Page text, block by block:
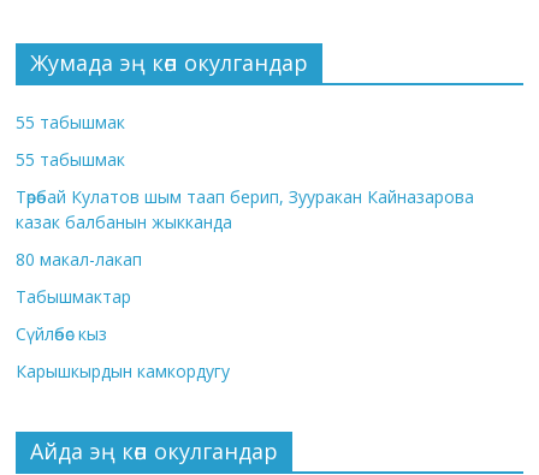
Жумада эң көп окулгандар
55 табышмак
55 табышмак
Төрөбай Кулатов шым таап берип, Зууракан Кайназарова
казак балбанын жыкканда
80 макал-лакап
Табышмактар
Сүйлөбөс кыз
Карышкырдын камкордугу
Айда эң көп окулгандар